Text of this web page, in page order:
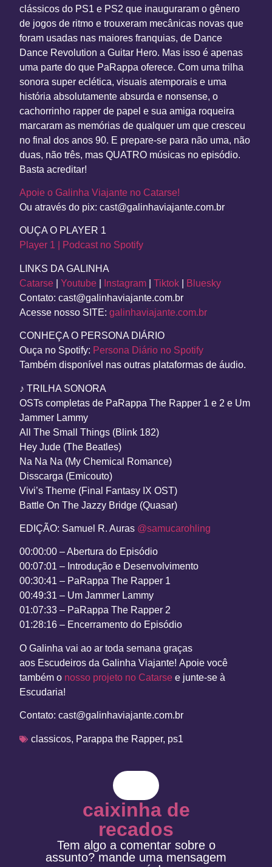
clássicos do PS1 e PS2 que inauguraram o gênero
de jogos de ritmo e trouxeram mecânicas novas que
foram usadas nas maiores franquias, de Dance
Dance Revolution a Guitar Hero. Mas isso é apenas
uma parte do que PaRappa oferece. Com uma trilha
sonora super eclética, visuais atemporais e uma
história absolutamente absurda e nonsense, o
cachorrinho rapper de papel e sua amiga roqueira
marcaram as memórias de qualquer um que cresceu
no final dos anos 90. E prepare-se para não uma, não
duas, não três, mas QUATRO músicas no episódio.
Basta acreditar!
Apoie o Galinha Viajante no Catarse!
Ou através do pix: cast@galinhaviajante.com.br
OUÇA O PLAYER 1
Player 1 | Podcast no Spotify
LINKS DA GALINHA
Catarse |Youtube Instagram |Tiktok
Bluesky
Contato: cast@galinhaviajante.com.br
Acesse nosso SITE:galinhaviajante.com.br
CONHEÇA O PERSONA DIÁRIO
Ouça no Spotify: Persona Diário no Spotify
Também disponível nas outras plataformas de áudio.
♪ TRILHA SONORA
OSTs completas de PaRappa The Rapper 1 e 2 e Um
Jammer Lammy
All The Small Things (Blink 182)
Hey Jude (The Beatles)
Na Na Na (My Chemical Romance)
Disscarga (Emicouto)
Vivi’s Theme (Final Fantasy IX OST)
Battle On The Jazzy Bridge (Quasar)
EDIÇÃO: Samuel R. Auras @samucarohling
00:00:00 – Abertura do Episódio
00:07:01 – Introdução e Desenvolvimento
00:30:41 – PaRappa The Rapper 1
00:49:31 – Um Jammer Lammy
01:07:33 – PaRappa The Rapper 2
01:28:16 – Encerramento do Episódio
O Galinha vai ao ar toda semana graças
aos Escudeiros da Galinha Viajante!Apoie você
também o nosso projeto no Catarse e junte-se à
Escudaria!
Contato: cast@galinhaviajante.com.br
classicos, Parappa the Rapper, ps1
caixinha de
recados
Tem algo a comentar sobre o
assunto? mande uma mensagem